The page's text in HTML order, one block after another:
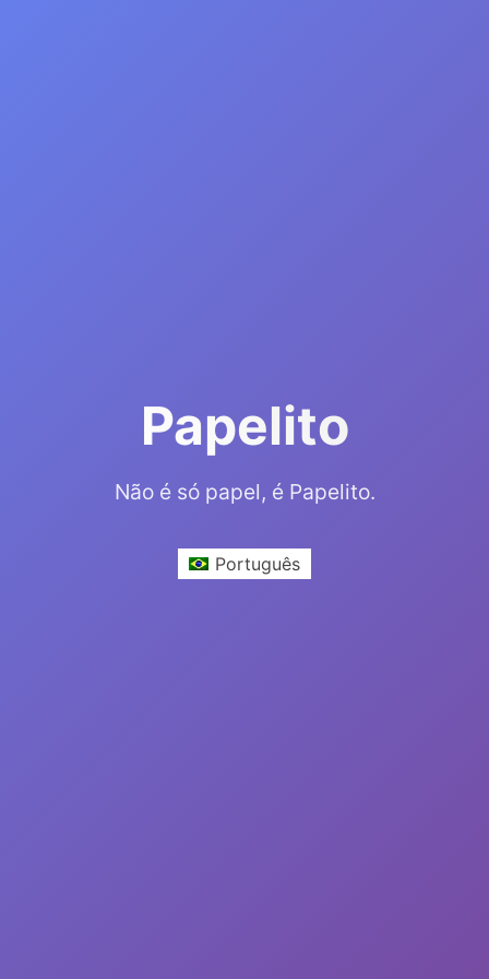
Papelito
Não é só papel, é Papelito.
Português